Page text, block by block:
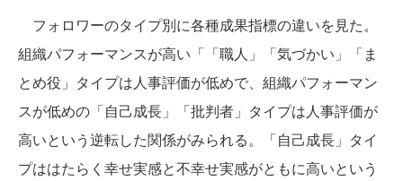
フォロワーのタイプ別に各種成果指標の違いを見た。
組織パフォーマンスが高い「「職人」「気づかい」「ま
とめ役」タイプは人事評価が低めで、組織パフォーマン
スが低めの「自己成長」「批判者」タイプは人事評価が
高いという逆転した関係がみられる。「自己成長」タイ
プははたらく幸せ実感と不幸せ実感がともに高いという